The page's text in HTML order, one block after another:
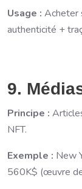
Usage : Acheter
authenticité +
9.
Principe :
NFT.
Exemple : New
560K$ (œuvre